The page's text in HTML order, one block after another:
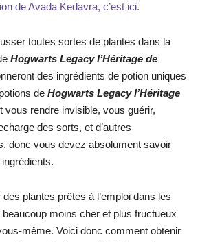
de Avada Kedavra, c’est ici.
toutes sortes de plantes dans la
Hogwarts Legacy l’Héritage de
des ingrédients de potion uniques
de Hogwarts Legacy l’Héritage
vous rendre invisible, vous guérir,
des sorts, et d’autres
donc vous devez absolument savoir
plantes prêtes à l’emploi dans les
moins cher et plus fructueux
même. Voici donc comment obtenir